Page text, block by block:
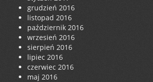
grudzień 2016
listopad 2016
październik 2016
wrzesień 2016
sierpień 2016
lipiec 2016
czerwiec 2016
maj 2016